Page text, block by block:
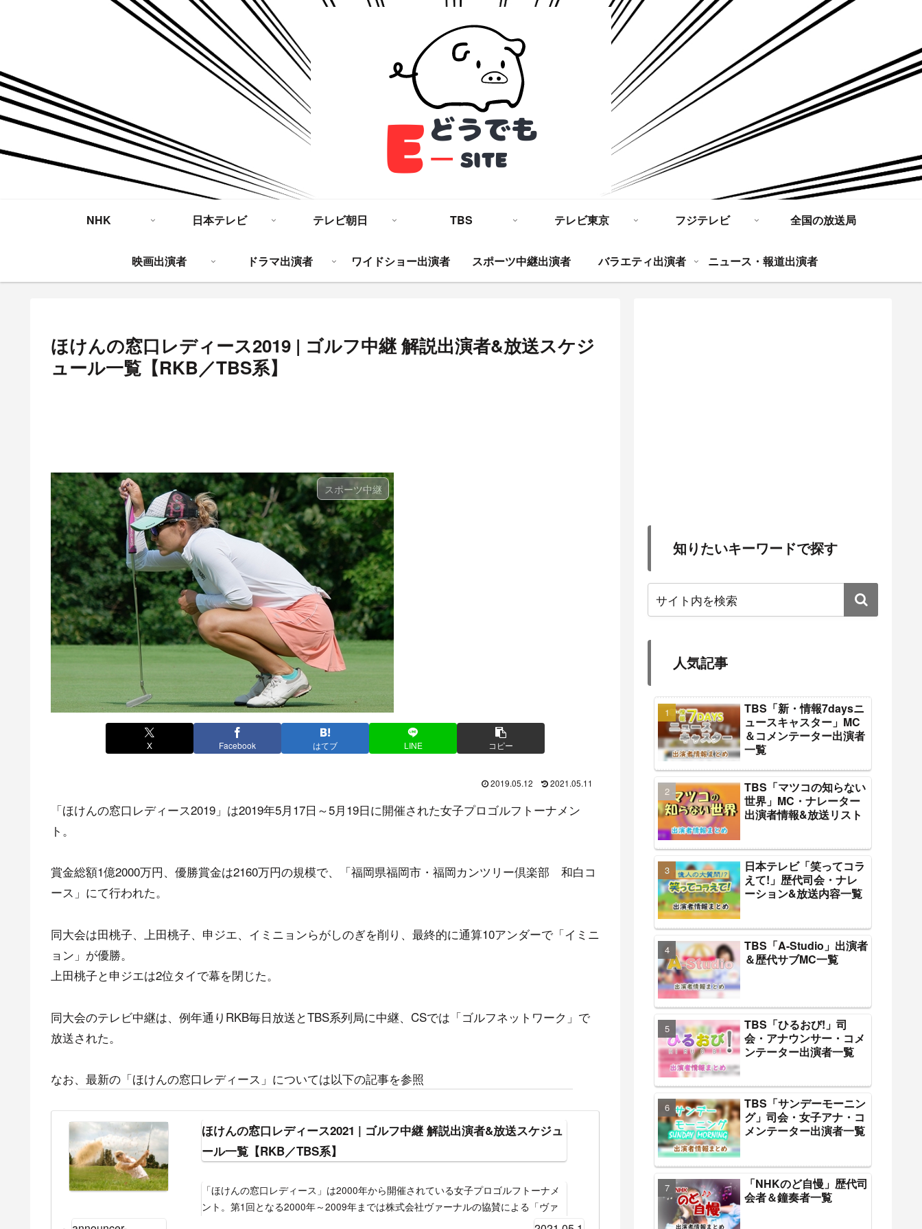
NHK 日本テレビ テレビ朝日 TBS テレビ東京 フジテレビ 全国の放送局
映画出演者 ドラマ出演者 ワイドショー出演者 スポーツ中継出演者 バラエティ出演者 ニュース・報道出演者
ほけんの窓口レディース2019 | ゴルフ中継 解説出演者&放送スケジ
ュール一覧【RKB／TBS系】
スポーツ中継
X Facebook はてブ LINE コピー
2019.05.12 2021.05.11
「ほけんの窓口レディース2019」は2019年5月17日～5月19日に開催された女子プロゴルフトーナメン
ト。
賞金総額1億2000万円、優勝賞金は2160万円の規模で、「福岡県福岡市・福岡カンツリー倶楽部 和白コ
ース」にて行われた。
同大会は田桃子、上田桃子、申ジエ、イミニョンらがしのぎを削り、最終的に通算10アンダーで「イミニ
ョン」が優勝。
上田桃子と申ジエは2位タイで幕を閉じた。
同大会のテレビ中継は、例年通りRKB毎日放送とTBS系列局に中継、CSでは「ゴルフネットワーク」で
放送された。
なお、最新の「ほけんの窓口レディース」については以下の記事を参照
ほけんの窓口レディース2021 | ゴルフ中継 解説出演者&放送スケジュ
ール一覧【RKB／TBS系】
「ほけんの窓口レディース」は2000年から開催されている女子プロゴルフトーナメ
ント。第1回となる2000年～2009年までは株式会社ヴァーナルの協賛による「ヴァ
ーナルレディース（ヴァーナルカップRKBレディース）」として、2010年～2012年
知りたいキーワードで探す
人気記事
TBS「新・情報7daysニ
ュースキャスター」MC
＆コメンテーター出演者
一覧
TBS「マツコの知らない
世界」MC・ナレーター
出演者情報&放送リスト
日本テレビ「笑ってコラ
えて!」歴代司会・ナレ
ーション&放送内容一覧
TBS「A-Studio」出演者
＆歴代サブMC一覧
TBS「ひるおび!」司
会・アナウンサー・コメ
ンテーター出演者一覧
TBS「サンデーモーニン
グ」司会・女子アナ・コ
メンテーター出演者一覧
「NHKのど自慢」歴代司
会者＆鐘奏者一覧